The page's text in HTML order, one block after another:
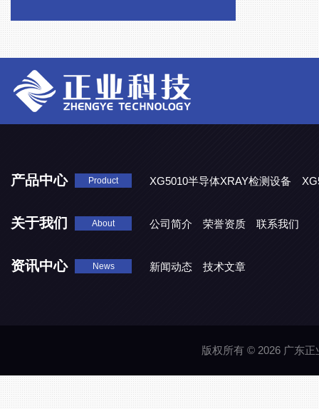
产品中心 Product XG5010半导体XRAY检测设备
关于我们 About 公司简介 荣誉资质 联系我们
资讯中心 News 新闻动态 技术文章
版权所有 © 2026 广东